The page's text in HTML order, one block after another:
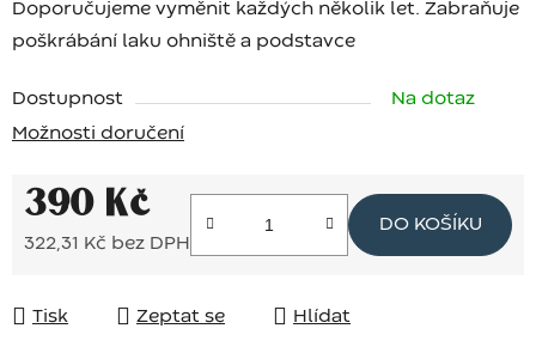
Doporučujeme vyměnit každých několik let. Zabraňuje
poškrábání laku ohniště a podstavce
Dostupnost Na dotaz
Možnosti doručení
390 Kč
322,31 Kč bez DPH
DO KOŠÍKU
Tisk Zeptat se Hlídat